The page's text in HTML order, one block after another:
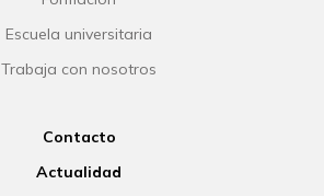
Escuela universitaria
Trabaja con nosotros
Contacto
Actualidad